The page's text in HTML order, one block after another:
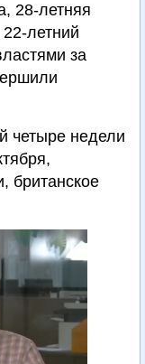
28-летняя
летний
за
четыре недели
британское